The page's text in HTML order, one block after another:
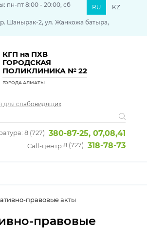
Шанырак-2, ул. Жанкожа батыра,
пн-пт 8:00 - 20:00, сб
RU KZ
КГП на ПХВ
ГОРОДСКАЯ
ПОЛИКЛИНИКА № 22
ГОРОДА АЛМАТЫ
для слабовидящих
8 (727) 380-87-25, 07,08,41
Call-центр:8 (727) 318-78-73
правовые акты
правовые